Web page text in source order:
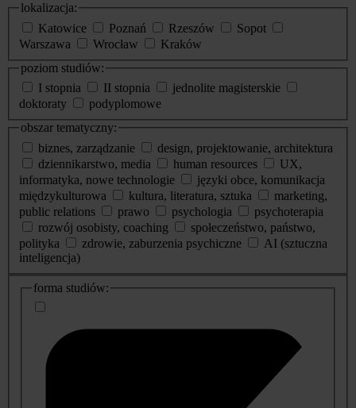
lokalizacja:
Katowice
Poznań Rzeszów
Sopot
Warszawa
Wrocław
Kraków
poziom studiów:
I stopnia
II stopnia
jednolite magisterskie
doktoraty
podyplomowe
obszar tematyczny:
biznes, zarządzanie
design, projektowanie, architektura
dziennikarstwo, media
human resources
UX,
informatyka, nowe technologie
języki obce, komunikacja
międzykulturowa
kultura, literatura, sztuka
marketing,
public relations
prawo psychologia
psychoterapia
rozwój osobisty, coaching
społeczeństwo, państwo,
polityka
zdrowie, zaburzenia psychiczne
AI (sztuczna
inteligencja)
dodatkowe
informacje
forma studiów: